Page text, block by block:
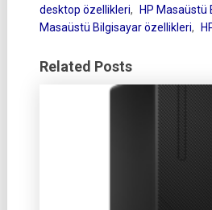
desktop özellikleri, HP Masaüstü
Masaüstü Bilgisayar özellikleri,
Related Posts